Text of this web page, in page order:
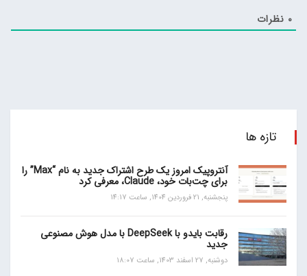
0 نظرات
تازه ها
آنتروپیک امروز یک طرح اشتراک جدید به نام “Max” را
برای چت‌بات خود، Claude، معرفی کرد
پنجشنبه, 21 فروردین 1404, ساعت 14:17
رقابت بایدو با DeepSeek با مدل هوش مصنوعی
جدید
دوشنبه, 27 اسفند 1403, ساعت 18:07